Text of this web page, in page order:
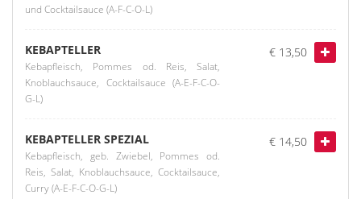
und Cocktailsauce (A-F-C-O-L)
KEBAPTELLER
Kebapfleisch, Pommes od. Reis, Salat,
Knoblauchsauce, Cocktailsauce (A-E-F-C-O-
G-L)
€ 13,50
KEBAPTELLER SPEZIAL
Kebapfleisch, geb. Zwiebel, Pommes od.
Reis, Salat, Knoblauchsauce, Cocktailsauce,
Curry (A-E-F-C-O-G-L)
€ 14,50